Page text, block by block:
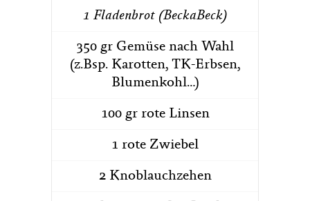
1 Fladenbrot (BeckaBeck)
350 gr Gemüse nach Wahl
(z.Bsp. Karotten, TK-Erbsen,
Blumenkohl…)
100 gr rote Linsen
1 rote Zwiebel
2 Knoblauchzehen